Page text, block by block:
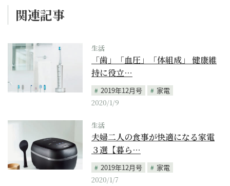
関連記事
生活
「歯」「血圧」「体組成」 健康維
持に役立…
2019年12月号
家電
2020/1/9
生活
夫婦二人の食事が快適になる家電
３選【暮ら…
2019年12月号
家電
2020/1/7